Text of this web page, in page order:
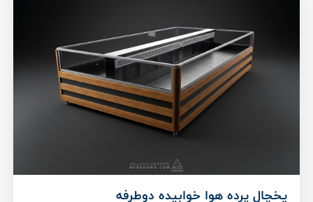
یخچال پرده هوا خوابیده دوطرفه